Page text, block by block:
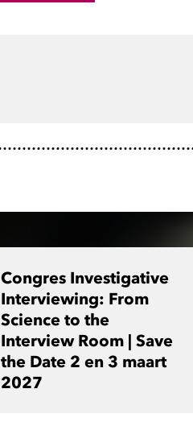
Congres Investigative
Interviewing: From
Science to the
Interview Room | Save
the Date 2 en 3 maart
2027